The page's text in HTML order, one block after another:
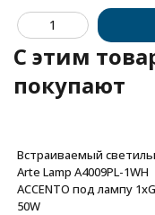
C этим
покупают
Встраиваемый
Arte Lamp A4009PL-1WH
ACCENTO под лампу
50W